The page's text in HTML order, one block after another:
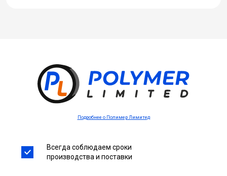
Подробнее о Полимер Лимитед
Всегда соблюдаем сроки
производства и поставки